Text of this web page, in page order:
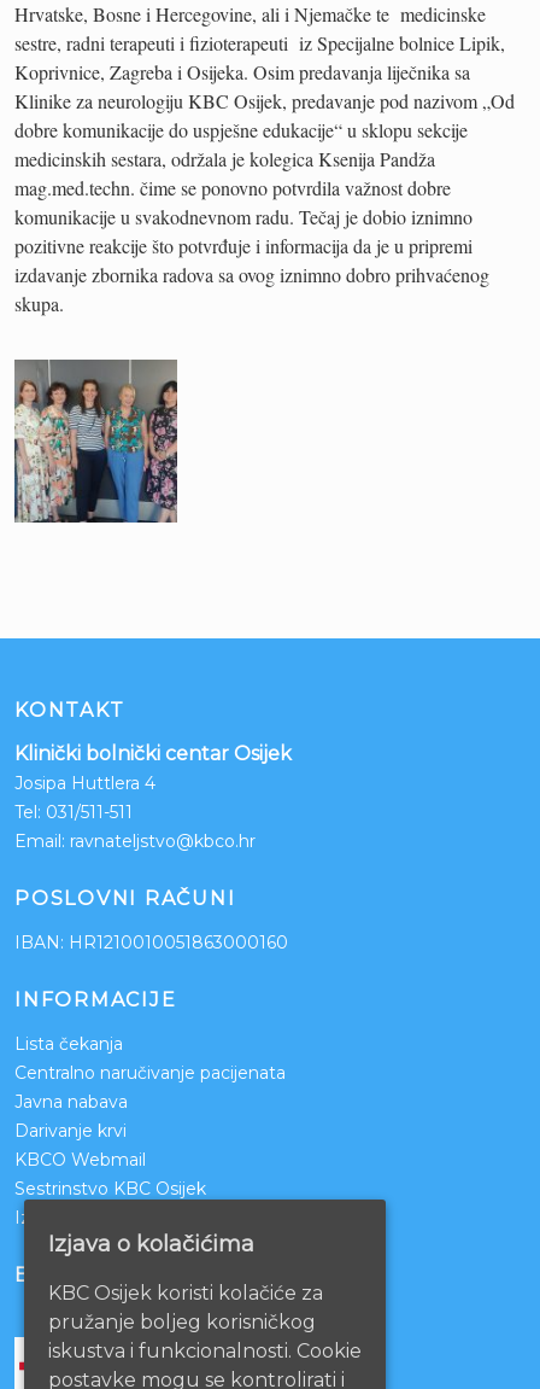
Hrvatske, Bosne i Hercegovine, ali i Njemačke te medicinske
sestre, radni terapeuti i fizioterapeuti iz Specijalne bolnice Lipik,
Koprivnice, Zagreba i Osijeka. Osim predavanja liječnika sa
Klinike za neurologiju KBC Osijek, predavanje pod nazivom „Od
dobre komunikacije do uspješne edukacije“ u sklopu sekcije
medicinskih sestara, održala je kolegica Ksenija Pandža
mag.med.techn. čime se ponovno potvrdila važnost dobre
komunikacije u svakodnevnom radu. Tečaj je dobio iznimno
pozitivne reakcije što potvrđuje i informacija da je u pripremi
izdavanje zbornika radova sa ovog iznimno dobro prihvaćenog
skupa.
KONTAKT
Klinički bolnički centar Osijek
Josipa Huttlera 4
Tel: 031/511-511
Email: ravnateljstvo@kbco.hr
POSLOVNI RAČUNI
IBAN: HR1210010051863000160
INFORMACIJE
Lista čekanja
Centralno naručivanje pacijenata
Javna nabava
Darivanje krvi
KBCO Webmail
Sestrinstvo KBC Osijek
Izjava o pristupačnosti mrežnih stranica
BOLNICE PARTNERI
Izjava o kolačićima
KBC Osijek koristi kolačiće za
pružanje boljeg korisničkog
iskustva i funkcionalnosti. Cookie
postavke mogu se kontrolirati i